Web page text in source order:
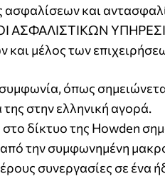
ασφαλίσεων και
και μέλος των
όπως
στην ελληνική αγορά.
δίκτυο της Howden
την συμφωνημένη
συνεργασίες σε ένα